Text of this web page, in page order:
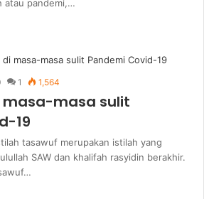
atau pandemi,…
1 1,564
masa sulit
19
tasawuf merupakan istilah yang
SAW dan khalifah rasyidin berakhir.